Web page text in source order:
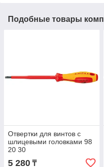
Подобные товары
Отвертки для винтов с
шлицевыми головками 98
20 30
5 280 ₸